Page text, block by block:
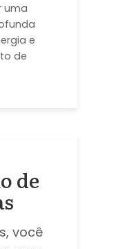
uma
e
de
de
você